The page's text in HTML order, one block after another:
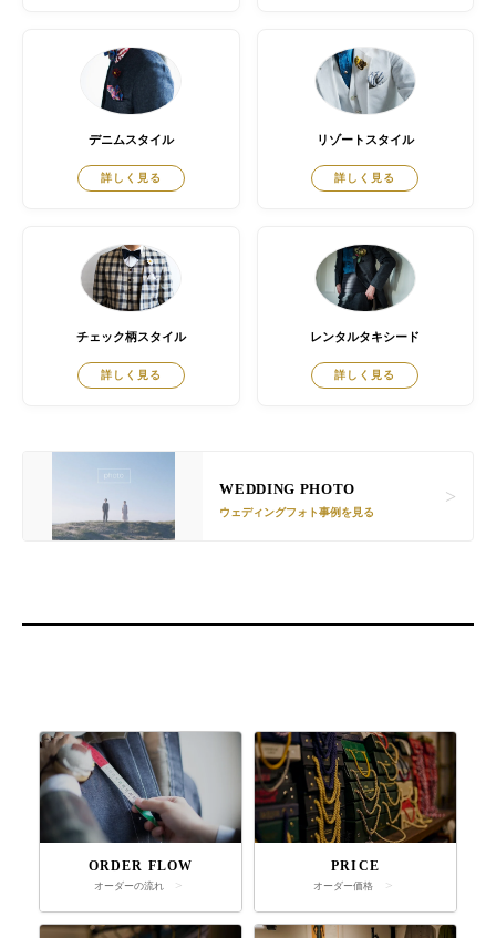
デニムスタイル
詳しく見る
リゾートスタイル
詳しく見る
チェック柄スタイル
詳しく見る
レンタルタキシード
詳しく見る
WEDDING PHOTO
ウェディングフォト事例を見る
ORDER FLOW
オーダーの流れ
PRICE
オーダー価格